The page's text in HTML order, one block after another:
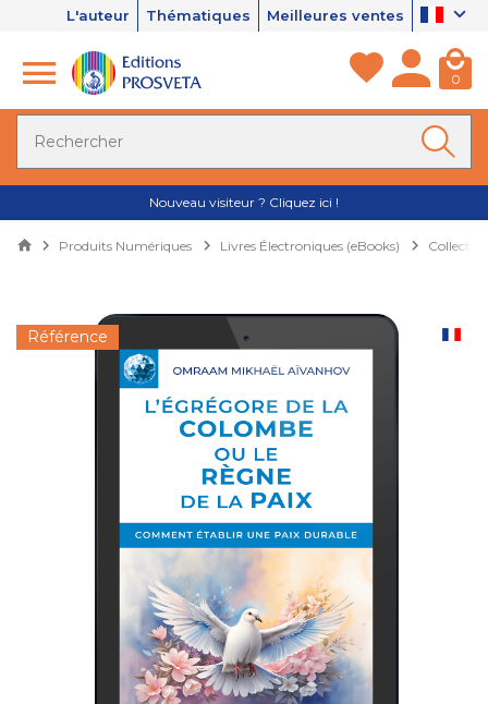
L'auteur Thématiques Meilleures ventes
0
Nouveau visiteur ? Cliquez ici !
Produits Numériques Livres Électroniques (eBooks)
Référence